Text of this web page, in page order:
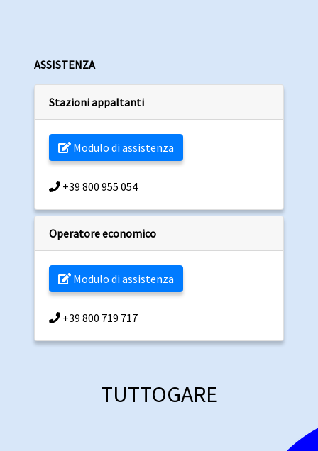
ASSISTENZA
Stazioni appaltanti
Modulo di assistenza
+39 800 955 054
Operatore economico
Modulo di assistenza
+39 800 719 717
TUTTOGARE